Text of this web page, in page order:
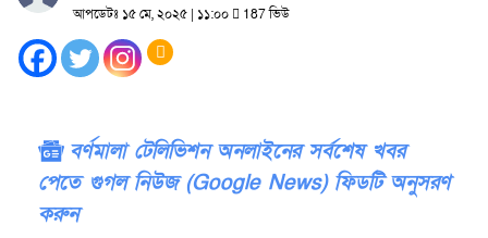
আপডেটঃ ১৫ মে, ২০২৫ | ১১:০০ 187 ভিউ
বর্ণমালা টেলিভিশন অনলাইনের সর্বশেষ খবর
পেতে গুগল নিউজ (Google News) ফিডটি অনুসরণ
করুন